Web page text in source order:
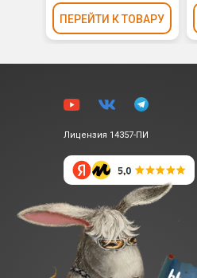
ПЕРЕЙТИ К ТОВАРУ
Лицензия 14357-ПИ